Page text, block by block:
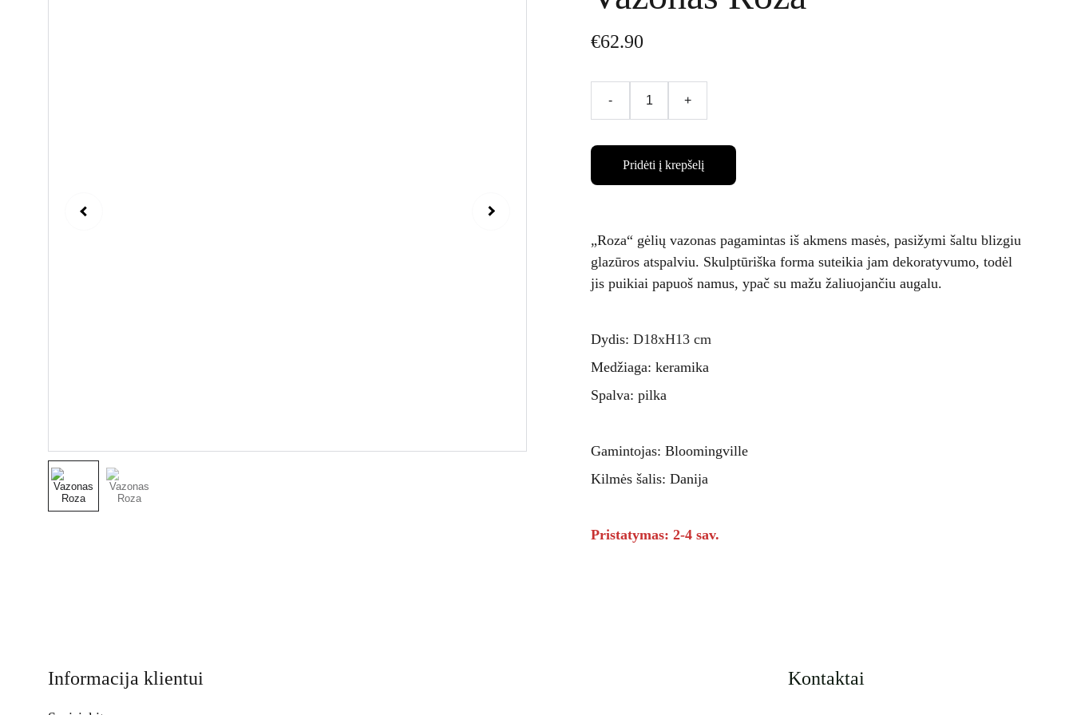
€62.90
- +
Pridėti į krepšelį
„Roza“ gėlių vazonas pagamintas iš akmens masės, pasižymi šaltu blizgiu
glazūros atspalviu. Skulptūriška forma suteikia jam dekoratyvumo, todėl
jis puikiai papuoš namus, ypač su mažu žaliuojančiu augalu.
Dydis: D18xH13 cm
Medžiaga: keramika
Spalva: pilka
Gamintojas: Bloomingville
Kilmės šalis: Danija
Pristatymas: 2-4 sav.
Kontaktai
Informacija klientui